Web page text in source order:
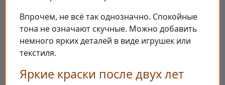
Впрочем, не всё так однозначно. Спокойные
тона не означают скучные. Можно добавить
немного ярких деталей в виде игрушек или
текстиля.
Яркие краски после двух лет